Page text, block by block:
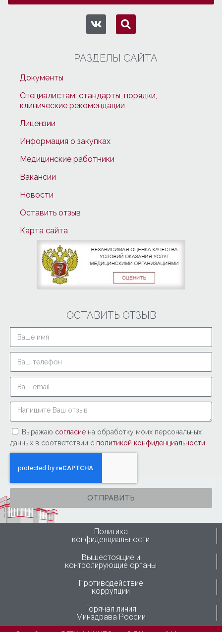
РАЗДЕЛЫ САЙТА
Документы
Специалистам: стандарты, порядки,
клинические рекомендации
Лицензии
Информация о закупках
Медицинские работники
Вакансии
Новости
Оставить отзыв
Карта сайта
ОСТАВИТЬ ОТЗЫВ
Выражаю согласие на обработку моих персональных
данных в соответствии с политикой конфиденциальности
ОТПРАВИТЬ
Политика
конфиденциальности
Вышестоящие и
контролирующие органы
Противодействие
коррупции
Горячая линия
Минздрава России